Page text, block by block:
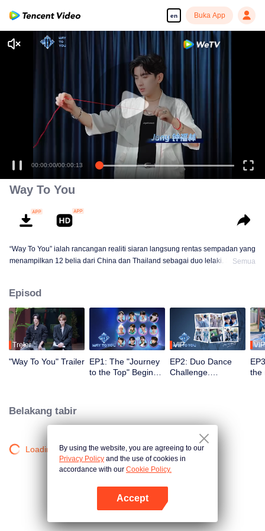
en Buka App
00:00:00/00:00:13
Way To You
“Way To You” ialah rancangan realiti siaran langsung rentas sempadan yang
menampilkan 12 belia dari China dan Thailand sebagai duo lelaki. Selama
yang paling popular dengan kimia terkuat akan membuat debut di pentas
global.
Semua
Episod
Treler
"Way To You" Trailer EP1: The "Journey
to the Top" Begins -
VIP
EP2: Duo Dance
Challenge.
VIP
the
Belakang tabir
Loading…By using the website, you are agreeing to our
Privacy Policy and the use of cookies in
accordance with our Cookie Policy.
Accept